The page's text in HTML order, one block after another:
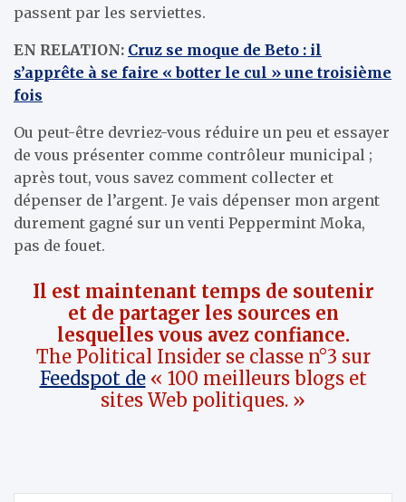
passent par les serviettes.
EN RELATION: Cruz se moque de Beto : il
s’apprête à se faire « botter le cul » une troisième
fois
Ou peut-être devriez-vous réduire un peu et essayer
de vous présenter comme contrôleur municipal ;
après tout, vous savez comment collecter et
dépenser de l’argent. Je vais dépenser mon argent
durement gagné sur un venti Peppermint Moka,
pas de fouet.
Il est maintenant temps de soutenir
et de partager les sources en
lesquelles vous avez confiance.
The Political Insider se classe n°3 sur
Feedspot de« 100 meilleurs blogs et
sites Web politiques. »